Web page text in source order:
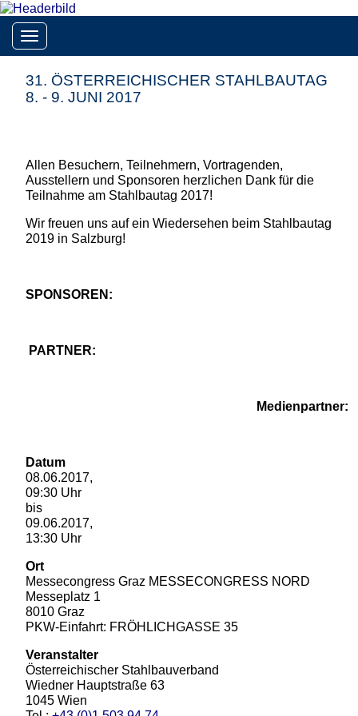
Toggle navigation
31. ÖSTERREICHISCHER STAHLBAUTAG
8. - 9. JUNI 2017
Allen Besuchern, Teilnehmern, Vortragenden,
Ausstellern und Sponsoren herzlichen Dank für die
Teilnahme am Stahlbautag 2017!
Wir freuen uns auf ein Wiedersehen beim Stahlbautag
2019 in Salzburg!
SPONSOREN:
PARTNER:
Medienpartner:
Datum
08.06.2017,
09:30 Uhr
bis
09.06.2017,
13:30 Uhr
Ort
Messecongress Graz MESSECONGRESS NORD
Messeplatz 1
8010 Graz
PKW-Einfahrt: FRÖHLICHGASSE 35
Veranstalter
Österreichischer Stahlbauverband
Wiedner Hauptstraße 63
1045 Wien